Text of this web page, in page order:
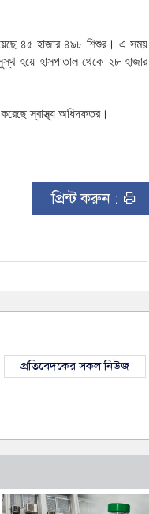
৪৫ হাজার ৪৯৮ শিশুর। এ সময়
হয়ে হাসপাতাল থেকে ২৮ হাজার
করেছে স্বাস্থ্য অধিদফতর।
প্রিন্ট করুন :
প্রতিবেদকের সকল নিউজ